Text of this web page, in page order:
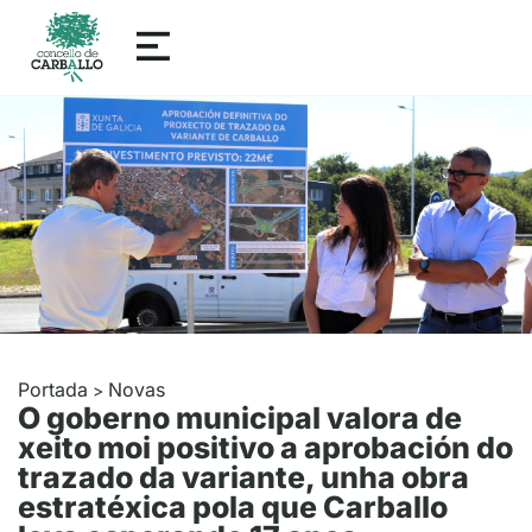
Portada > Novas
O goberno municipal valora de
xeito moi positivo a aprobación do
trazado da variante, unha obra
estratéxica pola que Carballo